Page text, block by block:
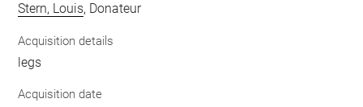
Stern, Louis, Donateur
Acquisition details
legs
Acquisition date